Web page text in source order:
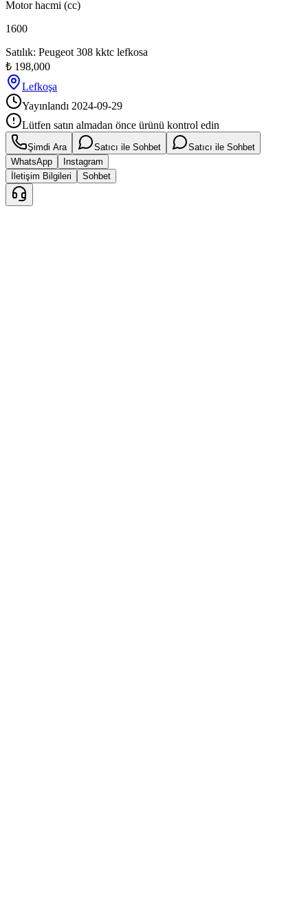
Motor hacmi (cc)
1600
Satılık: Peugeot 308 kktc lefkosa
₺ 198,000
Lefkoşa
Yayınlandı 2024-09-29
Lütfen satın almadan önce ürünü kontrol edin
Şimdi Ara Satıcı ile Sohbet
Satıcı ile Sohbet
WhatsApp
Instagram
İletişim Bilgileri
Sohbet